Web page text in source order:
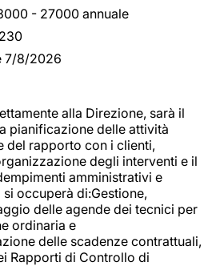
- 27000 annuale
7/8/2026
alla Direzione, sarà il
pianificazione delle attività
del rapporto con i clienti,
degli interventi e il
amministrativi e
occuperà di:Gestione,
delle agende dei tecnici per
ordinaria e
delle scadenze contrattuali,
Rapporti di Controllo di